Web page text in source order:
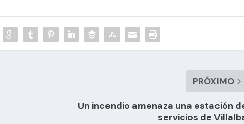
PRÓXIMO
Un incendio amenaza una estación
servicios de